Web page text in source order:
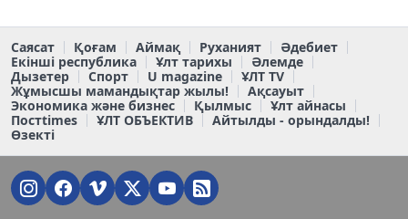
Саясат Қоғам Аймақ Руханият
Әдебиет
Екінші республика
Ұлт тарихы
Әлемде
Дызетер
Спорт U magazine
ҰЛТ TV
Жұмысшы мамандықтар жылы!
Ақсауыт
Экономика және бизнес
Қылмыс
Ұлт айнасы
Постtimes
ҰЛТ ОБЪЕКТИВ
Айтылды - орындалды!
Өзекті